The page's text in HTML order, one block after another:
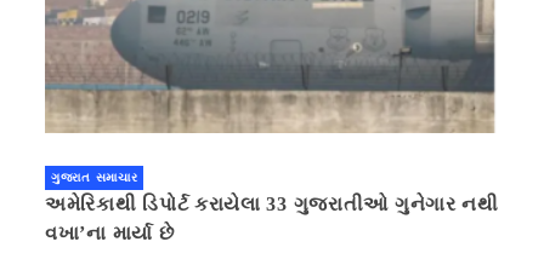
ગુજરાત સમાચાર
અમેરિકાથી ડિપોર્ટ કરાયેલા 33 ગુજરાતીઓ ગુનેગાર નથી
વખા’ના માર્યા છે